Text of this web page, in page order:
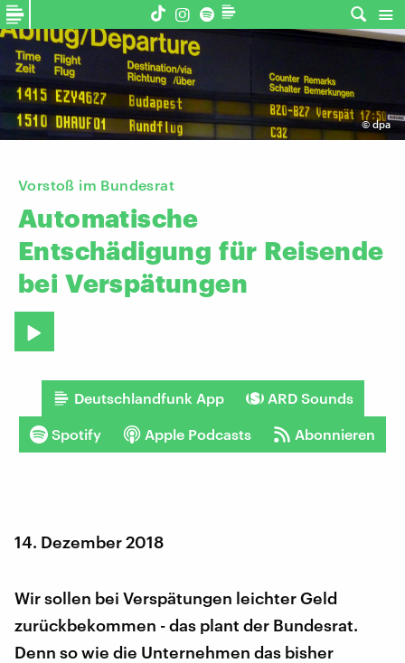
©dpa
Vorstoß im Bundesrat
Automatische
Entschädigung für Reisende
bei Verspätungen
Deutschlandfunk App ARD Sounds
Spotify Apple Podcasts Abonnieren
14. Dezember 2018
Wir sollen bei Verspätungen leichter Geld
zurückbekommen - das plant der Bundesrat.
Denn so wie die Unternehmen das bisher